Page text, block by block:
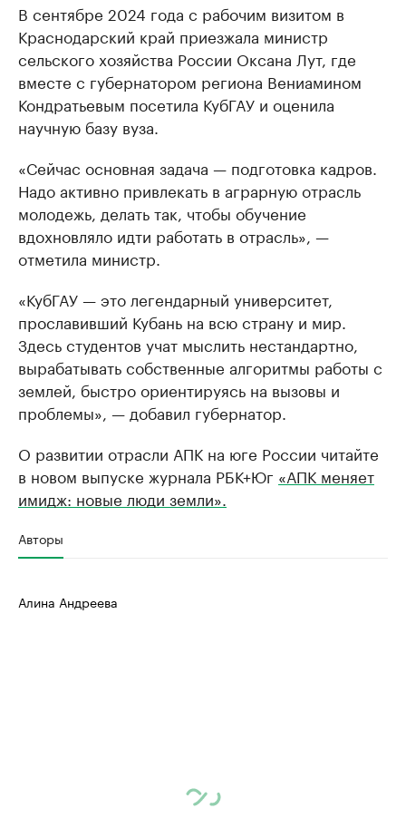
В сентябре 2024 года с рабочим визитом в
Краснодарский край приезжала министр
сельского хозяйства России Оксана Лут, где
вместе с губернатором региона Вениамином
Кондратьевым посетила КубГАУ и оценила
научную базу вуза.
«Сейчас основная задача — подготовка кадров.
Надо активно привлекать в аграрную отрасль
молодежь, делать так, чтобы обучение
вдохновляло идти работать в отрасль», —
отметила министр.
«КубГАУ — это легендарный университет,
прославивший Кубань на всю страну и мир.
Здесь студентов учат мыслить нестандартно,
вырабатывать собственные алгоритмы работы с
землей, быстро ориентируясь на вызовы и
проблемы», — добавил губернатор.
О развитии отрасли АПК на юге России читайте
в новом выпуске журнала РБК+Юг «АПК меняет
имидж: новые люди земли».
Авторы
Алина Андреева